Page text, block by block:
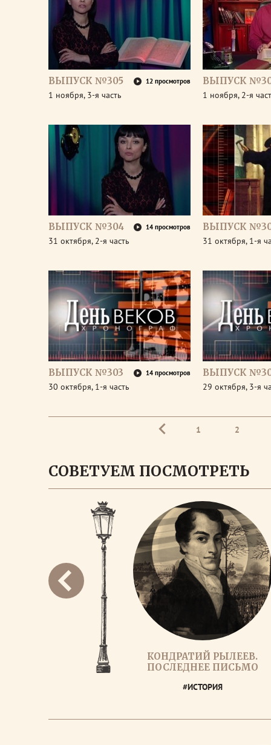
ВЫПУСК №305 12 просмотров
1 ноября, 3-я часть
ВЫПУСК
1 ноября, 2-я
ВЫПУСК №304 14 просмотров
31 октября, 2-я часть
ВЫПУСК
31 октября, 1-я
ВЫПУСК №303 14 просмотров
30 октября, 1-я часть
ВЫПУСК
29 октября, 3-я
1 2
СОВЕТУЕМ ПОСМОТРЕТЬ
КОНДРАТИЙ РЫЛЕЕВ.
ПОСЛЕДНЕЕ ПИСЬМО
#ИСТОРИЯ